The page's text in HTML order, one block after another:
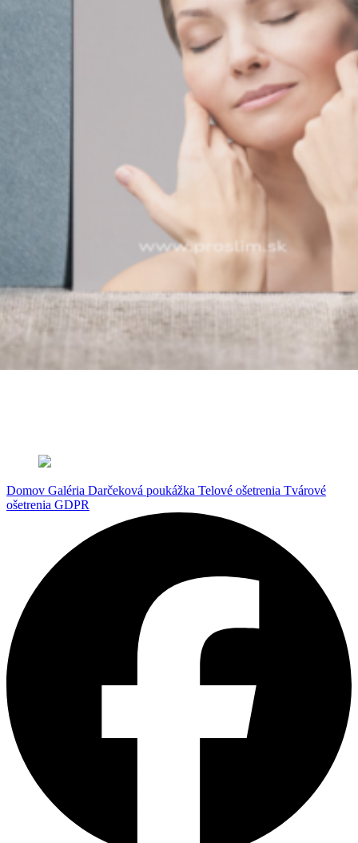
Domov Galéria Darčeková poukážka Telové ošetrenia Tvárové
ošetrenia GDPR